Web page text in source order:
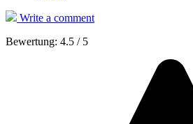
Write a comment
Bewertung: 4.5 / 5